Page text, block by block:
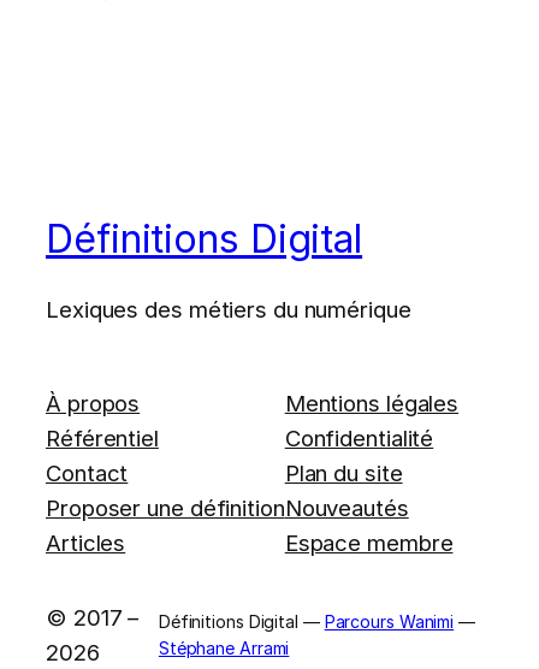
Définitions Digital
Lexiques des métiers du numérique
À propos
Référentiel
Contact
Proposer une définition
Articles
Mentions légales
Confidentialité
Plan du site
Nouveautés
Espace membre
© 2017 –
2026
Définitions Digital — Parcours Wanimi —
Stéphane Arrami